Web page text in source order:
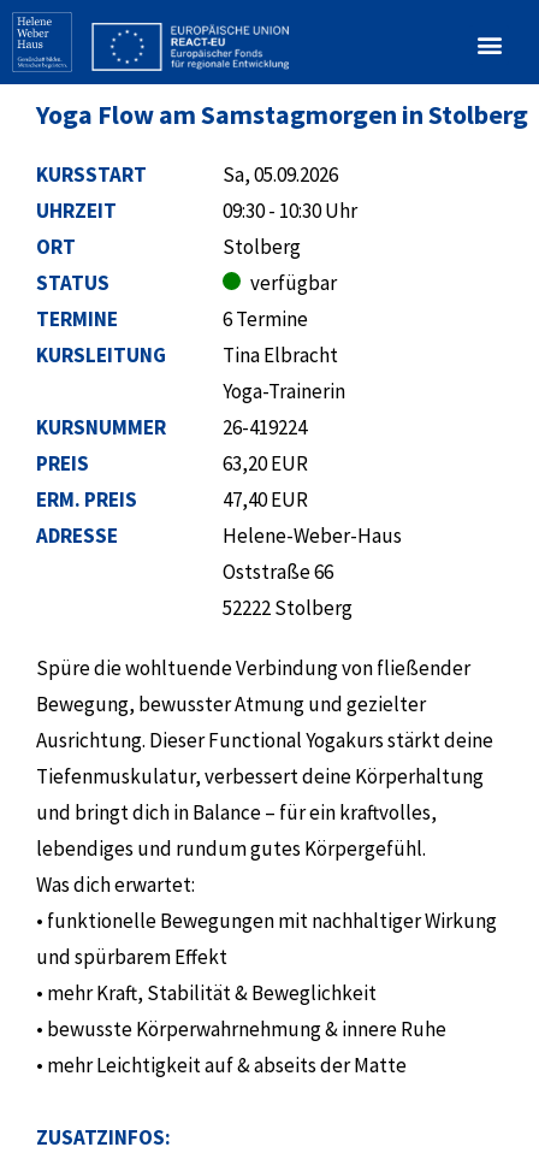
Yoga Flow am Samstagmorgen in Stolberg
KURSSTART
UHRZEIT
ORT
STATUS
TERMINE
Sa, 05.09.2026
09:30 - 10:30 Uhr
Stolberg
verfügbar
6 Termine
KURSLEITUNG
KURSNUMMER
PREIS
ERM. PREIS
ADRESSE
Tina Elbracht
Yoga-Trainerin
26-419224
63,20 EUR
47,40 EUR
Helene-Weber-Haus
Oststraße 66
52222 Stolberg
Spüre die wohltuende Verbindung von fließender
Bewegung, bewusster Atmung und gezielter
Ausrichtung. Dieser Functional Yogakurs stärkt deine
Tiefenmuskulatur, verbessert deine Körperhaltung
und bringt dich in Balance – für ein kraftvolles,
lebendiges und rundum gutes Körpergefühl.
Was dich erwartet:
• funktionelle Bewegungen mit nachhaltiger Wirkung
und spürbarem Effekt
• mehr Kraft, Stabilität & Beweglichkeit
• bewusste Körperwahrnehmung & innere Ruhe
• mehr Leichtigkeit auf & abseits der Matte
ZUSATZINFOS: